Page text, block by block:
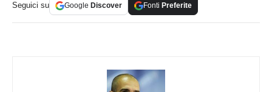
Seguici su Google Discover Fonti Preferite